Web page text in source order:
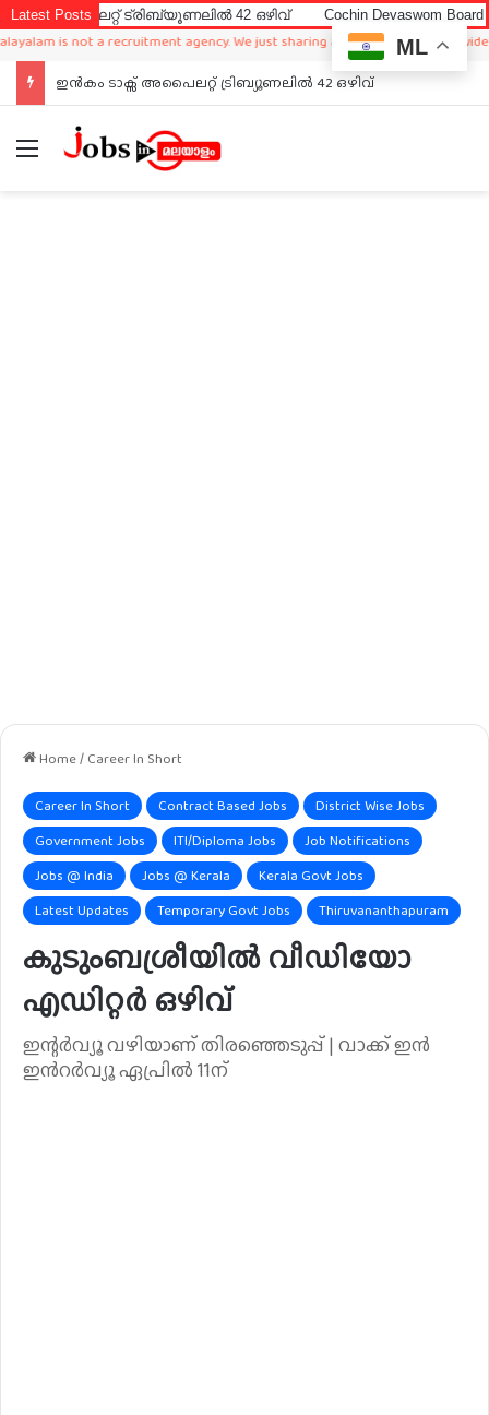
Latest Posts
ട്രിബ്യൂണലിൽ 42 ഒഴിവ് Cochin Devaswom Board LD Clerk
is not a recruitment agency. We just sharing available job in worldwide
ഇൻകം ടാക്സ് അപൈലറ്റ് ട്രിബ്യൂണലിൽ 42 ഒഴിവ്
Menu
Home/ Career In Short
Career In Short Contract Based Jobs
District Wise Jobs
Government Jobs
ITI/Diploma Jobs
Job Notifications
Jobs @ India
Jobs @ Kerala
Kerala Govt Jobs
Latest Updates
Temporary Govt Jobs Thiruvananthapuram
കുടുംബശ്രീയിൽ വീഡിയോ
എഡിറ്റർ ഒഴിവ്
ഇന്റർവ്യൂ വഴിയാണ് തിരഞ്ഞെടുപ്പ് | വാക്ക് ഇൻ
ഇൻറർവ്യൂ ഏപ്രിൽ 11ന്
ML